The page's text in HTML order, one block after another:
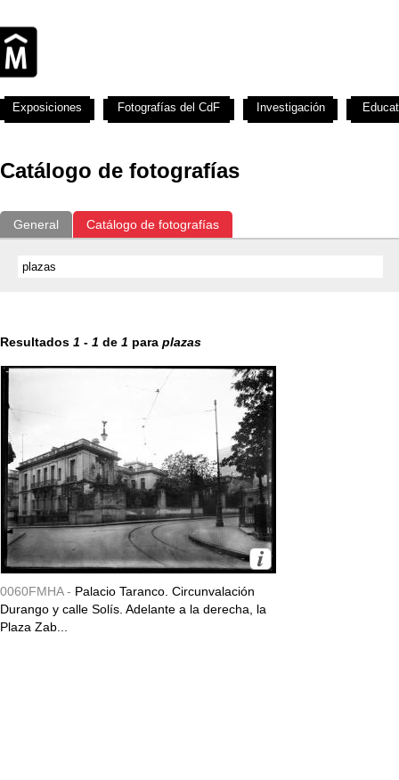
Catálogo de fotografías
General Catálogo de fotografías
Resultados 1 - 1 de 1 para plazas
0060FMHA - Palacio Taranco. Circunvalación
Durango y calle Solís. Adelante a la derecha, la
Plaza Zab...
Exposiciones Fotografías del CdF Investigación